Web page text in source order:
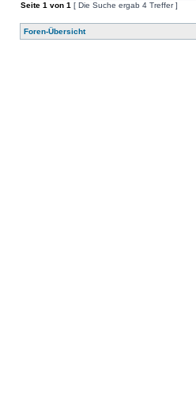
Seite 1 von 1 [ Die Suche ergab 4 Treffer ]
Foren-Übersicht